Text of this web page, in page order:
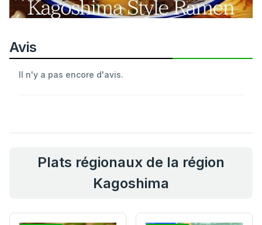
Avis
Il n'y a pas encore d'avis.
Plats régionaux de la région
Kagoshima